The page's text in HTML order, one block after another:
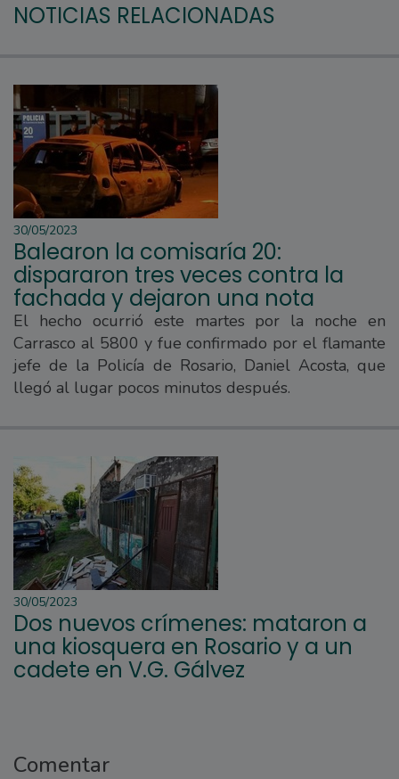
NOTICIAS RELACIONADAS
30/05/2023
Balearon la comisaría 20:
dispararon tres veces contra la
fachada y dejaron una nota
El hecho ocurrió este martes por la noche en
Carrasco al 5800 y fue confirmado por el flamante
jefe de la Policía de Rosario, Daniel Acosta, que
llegó al lugar pocos minutos después.
30/05/2023
Dos nuevos crímenes: mataron a
una kiosquera en Rosario y a un
cadete en V.G. Gálvez
Comentar